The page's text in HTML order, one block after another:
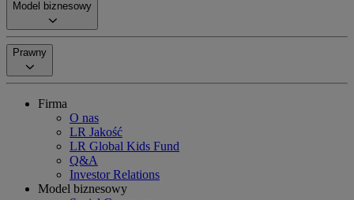
Model biznesowy
Prawny
Firma
O nas
LR Jakość
LR Global Kids Fund
Q&A
Investor Relations
Model biznesowy